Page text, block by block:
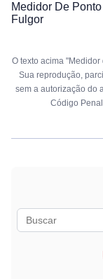
Medidor De
Fulgor
O texto acima
Sua reprodução,
sem a autorização do
Código